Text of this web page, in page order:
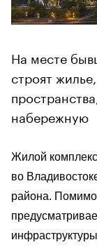
На месте
строят
набережную
Жилой
во
района. Помимо